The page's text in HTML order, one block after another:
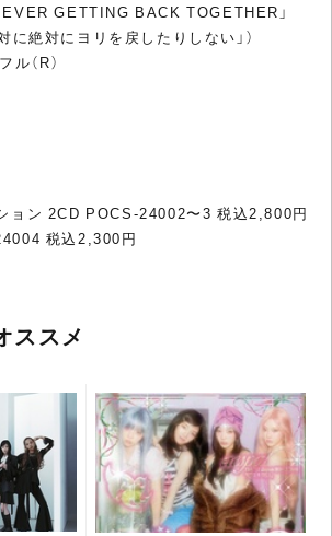
GETTING BACK TOGETHER」
に絶対にヨリを戻したりしない」）
ル（R）
ョン 2CD POCS-24002〜3 税込2,800円
税込2,300円
ススメ